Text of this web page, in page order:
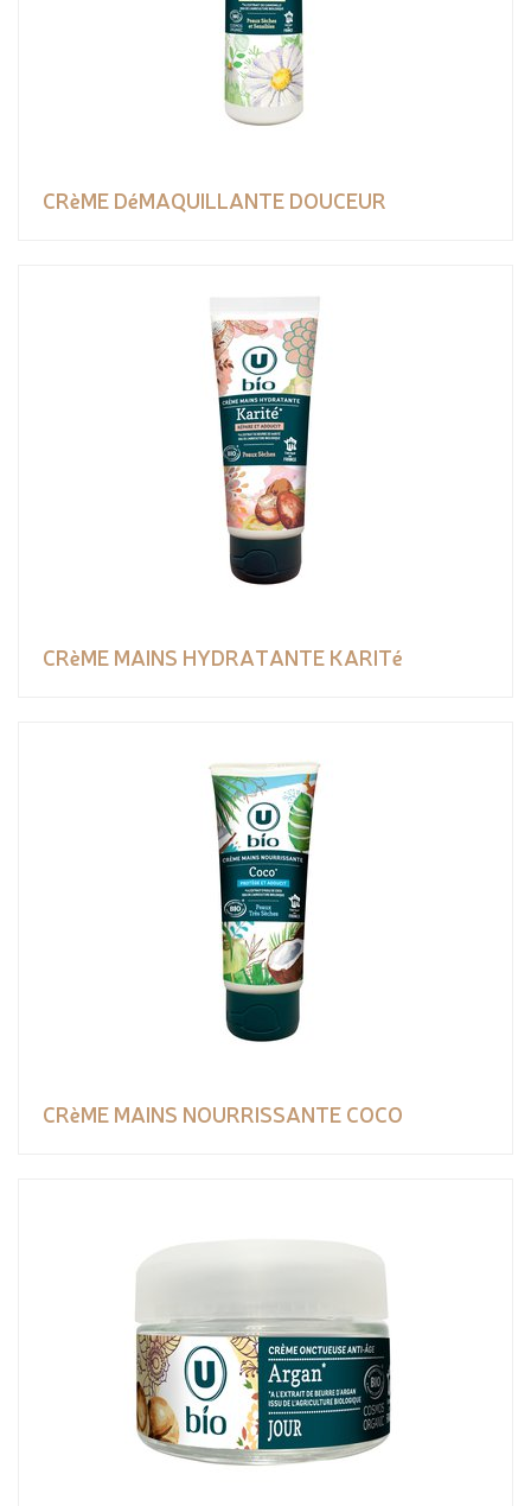
CRèME DéMAQUILLANTE DOUCEUR
CRèME MAINS HYDRATANTE KARITé
CRèME MAINS NOURRISSANTE COCO